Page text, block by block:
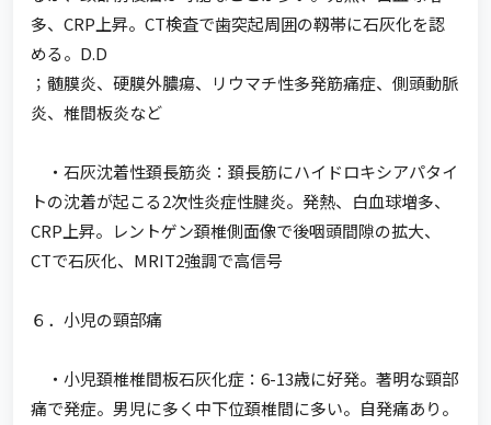
多、CRP上昇。CT検査で歯突起周囲の靱帯に石灰化を認
める。D.D
；髄膜炎、硬膜外膿瘍、リウマチ性多発筋痛症、側頭動脈
炎、椎間板炎など
・石灰沈着性頚長筋炎：頚長筋にハイドロキシアパタイ
トの沈着が起こる2次性炎症性腱炎。発熱、白血球増多、
CRP上昇。レントゲン頚椎側面像で後咽頭間隙の拡大、
CTで石灰化、MRIT2強調で高信号
６．小児の頸部痛
・小児頚椎椎間板石灰化症：6-13歳に好発。著明な頸部
痛で発症。男児に多く中下位頚椎間に多い。自発痛あり。